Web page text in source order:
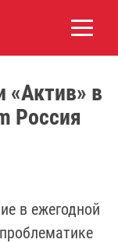
«Актив» в
Россия
в ежегодной